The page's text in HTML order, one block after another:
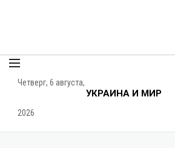
Четверг, 6 августа,
2026
УКРАИНА И МИР